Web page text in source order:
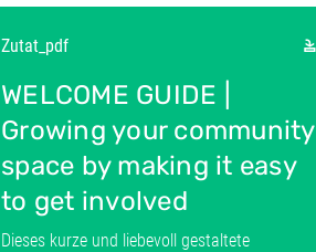
Zutat_pdf
WELCOME GUIDE |
Growing your community
space by making it easy
to get involved
Dieses kurze und liebevoll gestaltete